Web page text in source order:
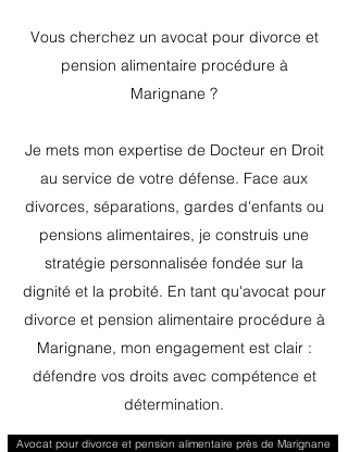
Vous cherchez un avocat pour divorce et
pension alimentaire procédure à
Marignane ?
Je mets mon expertise de Docteur en Droit
au service de votre défense. Face aux
divorces, séparations, gardes d'enfants ou
pensions alimentaires, je construis une
stratégie personnalisée fondée sur la
dignité et la probité. En tant qu'avocat pour
divorce et pension alimentaire procédure à
Marignane, mon engagement est clair :
défendre vos droits avec compétence et
détermination.
Avocat pour divorce et pension alimentaire près de Marignane